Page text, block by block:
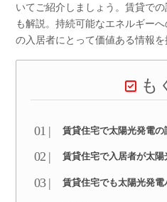
いてご紹介しましょう。賃貸で
も解説。持続可能なエネルギー
の入居者にとって価値ある情報を
も
賃貸住宅で太陽光発電の
賃貸住宅で入居者が太
賃貸住宅でも太陽光発